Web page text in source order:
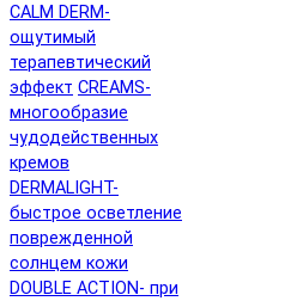
CALM DERM-
ощутимый
терапевтический
эффект CREAMS-
многообразие
чудодейственных
кремов
DERMALIGHT-
быстрое осветление
поврежденной
солнцем кожи
DOUBLE ACTION- при